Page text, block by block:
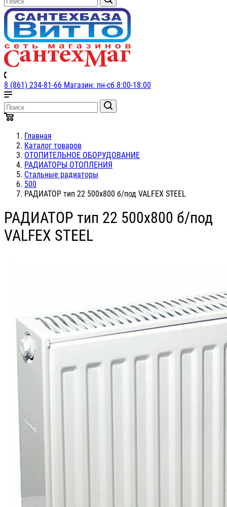
8 (861) 234-81-66 Магазин: пн-сб 8:00-18:00
Главная
Каталог товаров
ОТОПИТЕЛЬНОЕ ОБОРУДОВАНИЕ
РАДИАТОРЫ ОТОПЛЕНИЯ
Стальные радиаторы
500
РАДИАТОР тип 22 500х800 б/под VALFEX STEEL
РАДИАТОР тип 22 500х800 б/под
VALFEX STEEL